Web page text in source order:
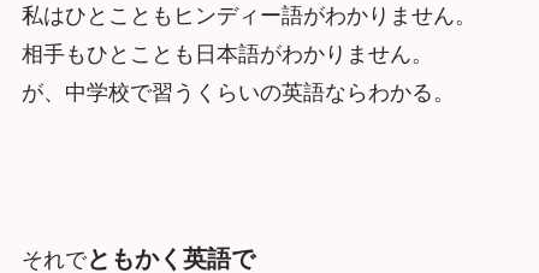
私はひとこともヒンディー語がわかりません。
相手もひとことも日本語がわかりません。
が、中学校で習うくらいの英語ならわかる。
それでともかく英語で